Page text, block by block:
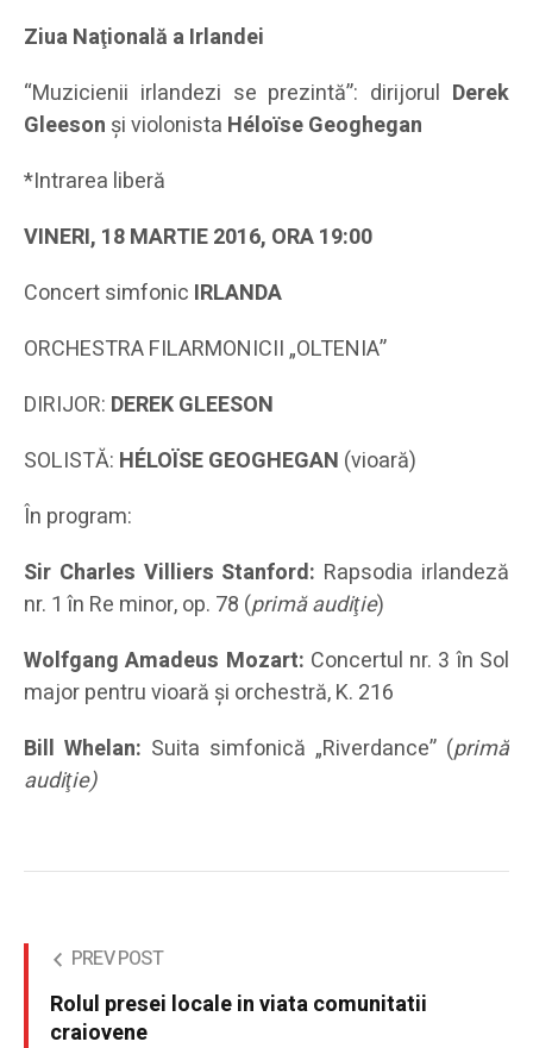
Ziua Naţională a Irlandei
“Muzicienii irlandezi se prezintă”: dirijorul Derek
Gleeson şi violonista Héloïse Geoghegan
*Intrarea liberă
VINERI, 18 MARTIE 2016, ORA 19:00
Concert simfonic IRLANDA
ORCHESTRA FILARMONICII „OLTENIA”
DIRIJOR: DEREK GLEESON
SOLISTĂ: HÉLOÏSE GEOGHEGAN (vioară)
În program:
Sir Charles Villiers Stanford: Rapsodia irlandeză
nr. 1 în Re minor, op. 78 (primă audiţie)
Wolfgang Amadeus Mozart: Concertul nr. 3 în Sol
major pentru vioară și orchestră, K. 216
Bill Whelan: Suita simfonică „Riverdance” (primă
audiţie)
PREV POST
Rolul presei locale in viata comunitatii
craiovene